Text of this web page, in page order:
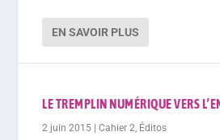
EN SAVOIR PLUS
LE TREMPLIN NUMÉRIQUE VERS
2 juin 2015 |Cahier 2 Éditos